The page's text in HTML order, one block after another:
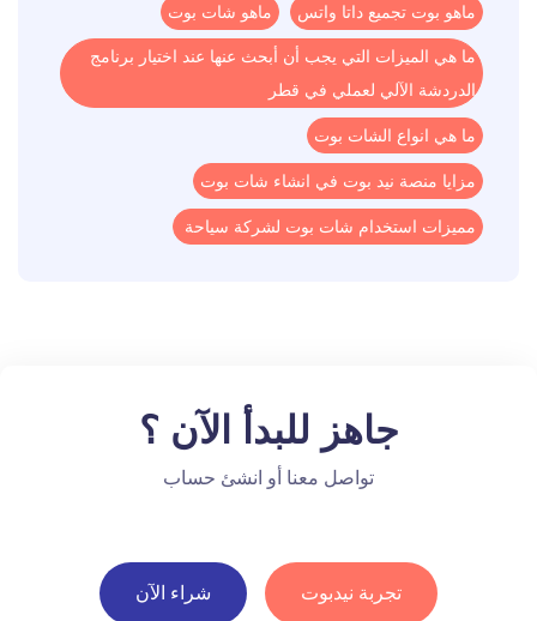
ماهو بوت تجميع داتا واتس ماهو شات بوت
ما هي الميزات التي يجب أن أبحث عنها عند اختيار برنامج
الدردشة الآلي لعملي في قطر
ما هي انواع الشات بوت
مزايا منصة نيد بوت في انشاء شات بوت
مميزات استخدام شات بوت لشركة سياحة
جاهز للبدأ الآن ؟
تواصل معنا أو انشئ حساب
تجربة نيدبوت شراء الآن